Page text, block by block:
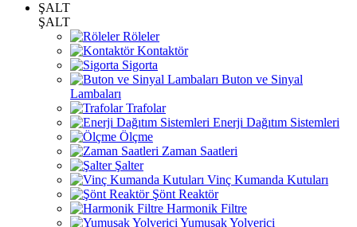
ŞALT
ŞALT
Röleler
Kontaktör
Sigorta
Buton ve Sinyal
Lambaları
Trafolar
Enerji Dağıtım Sistemleri
Ölçme
Zaman Saatleri
Şalter
Vinç Kumanda Kutuları
Şönt Reaktör
Harmonik Filtre
Yumuşak Yolverici